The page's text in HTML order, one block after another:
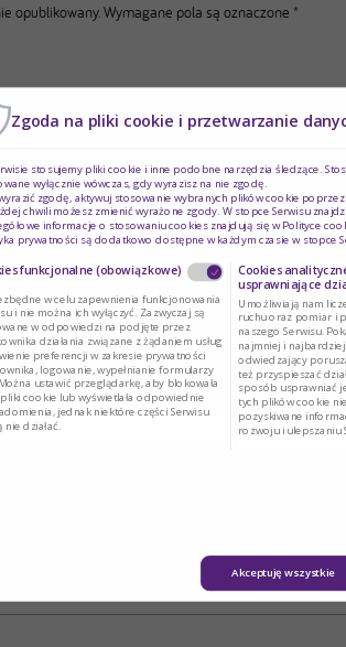
opublikowany.Wymagane pola są oznaczone *
Zgoda na pliki cookie i przetwarzanie
stosujemy pliki cookie i inne podobne narzędzia śledzące.
wyłącznie wówczas, gdy wyrazisz na nie zgodę.
zgodę, aktywuj stosowanie wybranych plików cookie
chwili możesz zmienić wyrażone zgody. W stopce Serwisu
informacje o stosowaniu cookies znajdują się wPolityce
prywatności są dodatkowo dostępne w każdym czasie w stopce
funkcjonalne (obowiązkowe)
w celu zapewnienia funkcjonowania
i nie można ich wyłączyć. Zazwyczaj są
w odpowiedzi na podjęte przez
działania związane z żądaniem usług
preferencji w zakresie prywatności
logowanie, wypełnianie formularzy
ustawić przeglądarkę, aby blokowała
cookie lub wyświetlała odpowiednie
jednak niektóre części Serwisu
nie działać.
Cookies
usprawniające
Umożliwiają nam
ruchu oraz pomiar i
naszego Serwisu.
najmniej i
odwiedzający
też przyspieszać
sposób usprawniać
tych plików cookie
pozyskiwane
rozwoju i ulepszaniu
Akceptuję wszystkie